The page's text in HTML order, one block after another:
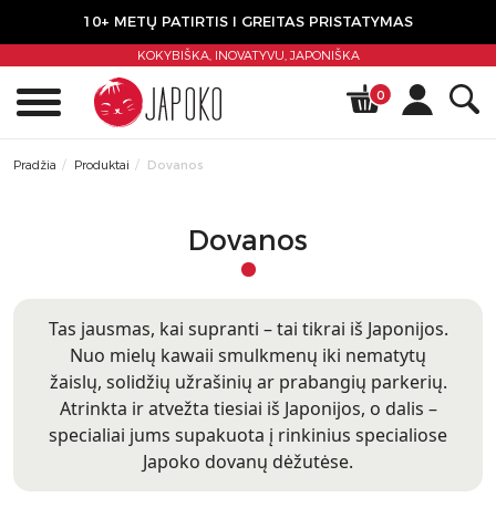
10+ METŲ PATIRTIS I GREITAS PRISTATYMAS
KOKYBIŠKA, INOVATYVU,JAPONIŠKA
0
Pradžia Produktai Dovanos
Dovanos
Tas jausmas, kai supranti – tai tikrai iš Japonijos.
Nuo mielų kawaii smulkmenų iki nematytų
žaislų, solidžių užrašinių ar prabangių parkerių.
Atrinkta ir atvežta tiesiai iš Japonijos, o dalis –
specialiai jums supakuota į rinkinius specialiose
Japoko dovanų dėžutėse.